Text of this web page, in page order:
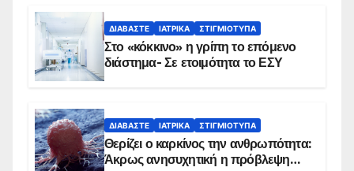
ΔΙΑΒΆΣΤΕ ΙΑΤΡΙΚΆ ΣΤΙΓΜΙΌΤΥΠΑ
Στο «κόκκινο» η γρίπη το επόμενο
διάστημα- Σε ετοιμότητα το ΕΣΥ
ΔΙΑΒΆΣΤΕ ΙΑΤΡΙΚΆ ΣΤΙΓΜΙΌΤΥΠΑ
Θερίζει ο καρκίνος την ανθρωπότητα:
Άκρως ανησυχητική η πρόβλεψη…